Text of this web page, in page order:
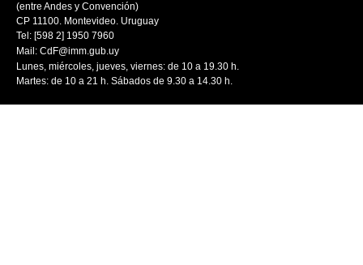
(entre Andes y Convención)
CP 11100. Montevideo. Uruguay
Tel: [598 2] 1950 7960
Mail: CdF@imm.gub.uy
Lunes, miércoles, jueves, viernes: de 10 a 19.30 h.
Martes: de 10 a 21 h. Sábados de 9.30 a 14.30 h.